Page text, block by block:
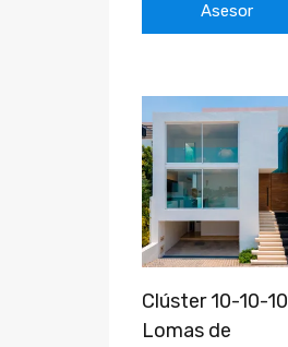
Asesor
Clúster 10-10-10
Lomas de